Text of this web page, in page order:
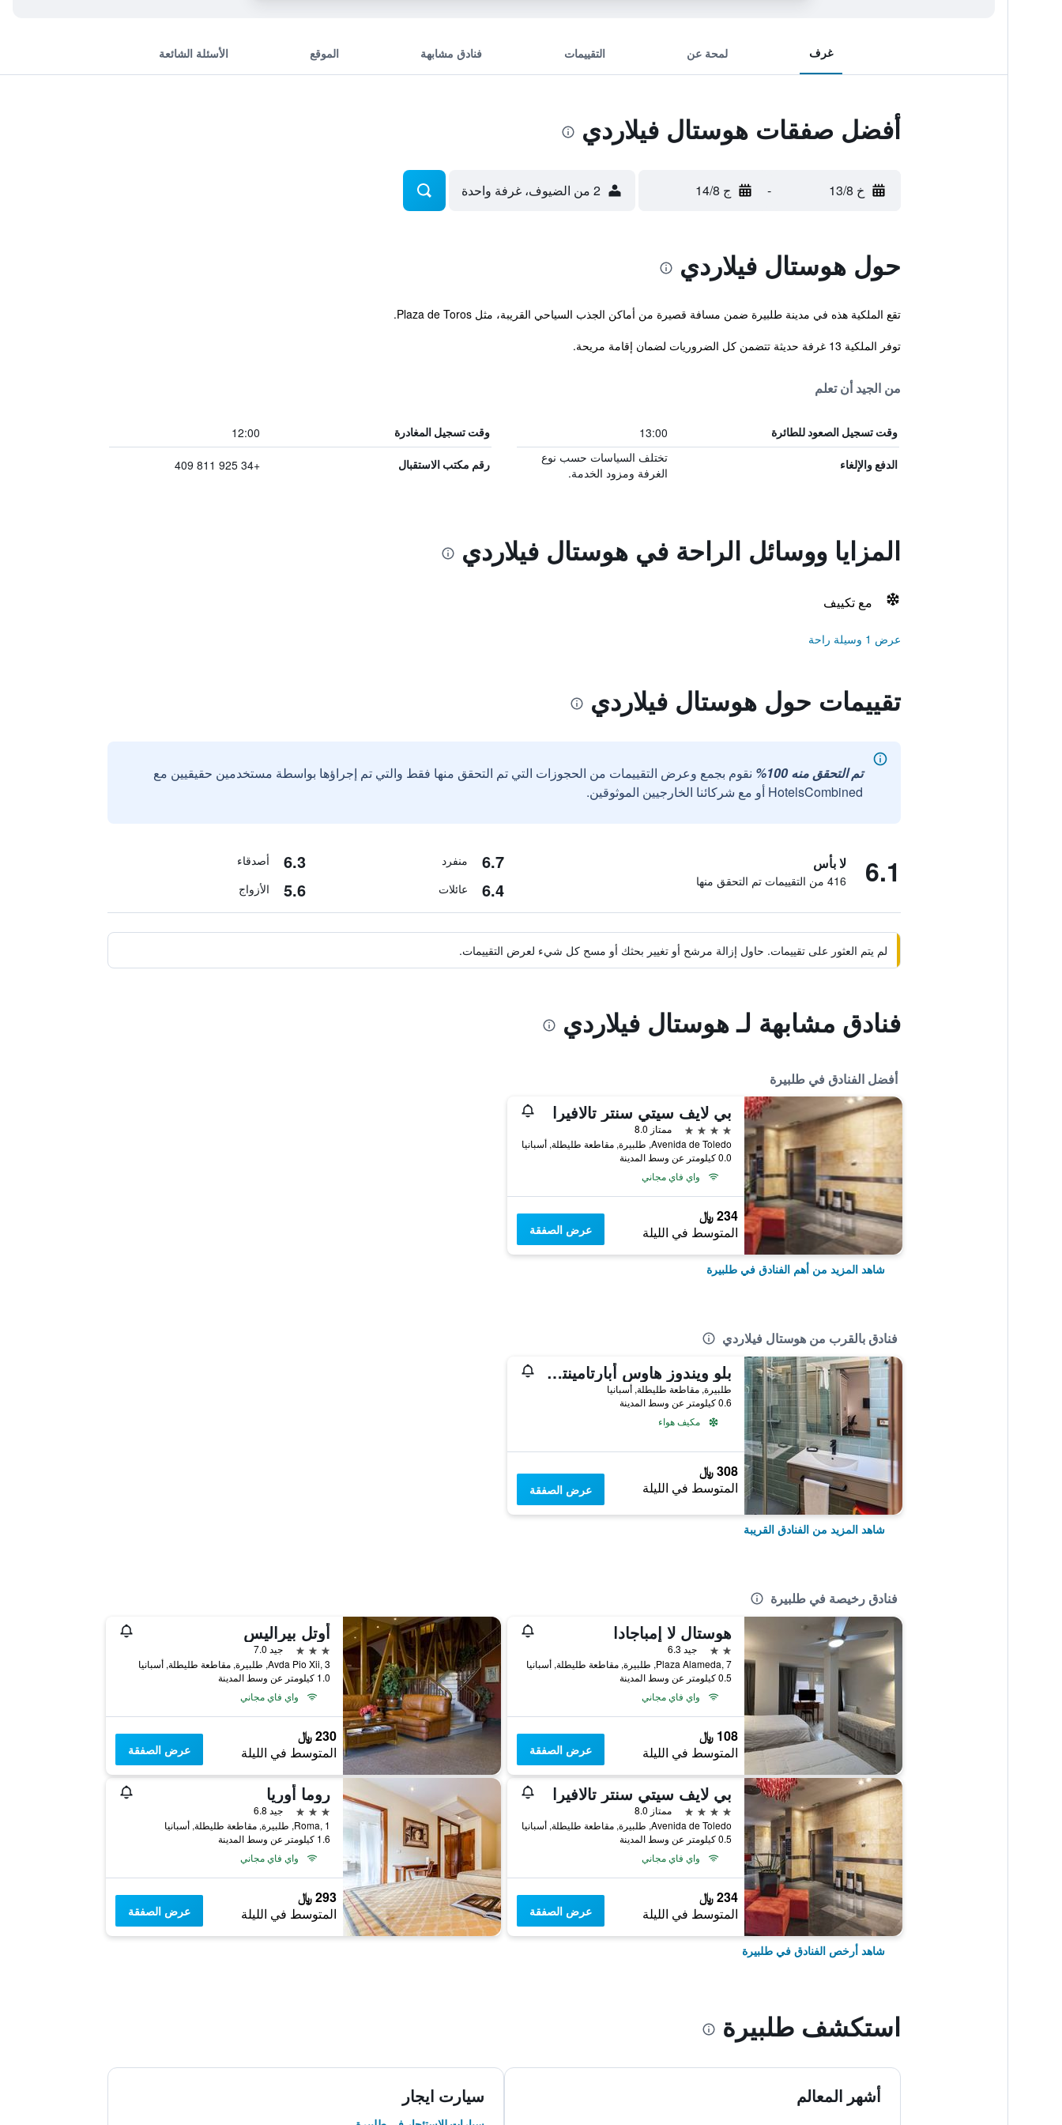
غرف لمحة عن التقييمات فنادق مشابهة الموقع الأسئلة الشائعة
أفضل صفقات هوستال فيلاردي
خ 13/8 - ج 14/8 2 من الضيوف، غرفة واحدة
حول هوستال فيلاردي
تقع الملكية هذه في مدينة طلبيرة ضمن مسافة قصيرة من أماكن الجذب السياحي القريبة، مثل Plaza de Toros.
توفر الملكية 13 غرفة حديثة تتضمن كل الضروريات لضمان إقامة مريحة.
من الجيد أن تعلم
وقت تسجيل الصعود للطائرة 13:00 وقت تسجيل المغادرة 12:00
الدفع والإلغاء
تختلف السياسات حسب نوع
الغرفة ومزود الخدمة.
رقم مكتب الاستقبال +34 925 811 409
المزايا ووسائل الراحة في هوستال فيلاردي
مع تكييف
عرض 1 وسيلة راحة
تقييمات حول هوستال فيلاردي
تم التحقق منه 100%
نقوم بجمع وعرض التقييمات من الحجوزات التي تم التحقق منها فقط والتي تم إجراؤها بواسطة مستخدمين حقيقيين مع
HotelsCombined أو مع شركائنا الخارجيين الموثوقين.
6.1 لا بأس
416 من التقييمات تم التحقق منها
6.7 منفرد 6.3 أصدقاء
6.4 عائلات 5.6 الأزواج
لم يتم العثور على تقييمات. حاول إزالة مرشح أو تغيير بحثك أو مسح كل شيء لعرض التقييمات.
فنادق مشابهة لـ هوستال فيلاردي
أفضل الفنادق في طلبيرة
بي لايف سيتي سنتر تالافيرا
4 نجوم
ممتاز 8.0
Avenida de Toledo, طلبيرة, مقاطعة طليطلة, أسبانيا
0.0 كيلومتر عن وسط المدينة
واي فاي مجاني
234 ﷼
المتوسط في الليلة عرض الصفقة
شاهد المزيد من أهم الفنادق في طلبيرة
فنادق بالقرب من هوستال فيلاردي
بلو ويندوز هاوس أبارتامينتوس آند سويتس
طلبيرة, مقاطعة طليطلة, أسبانيا
0.6 كيلومتر عن وسط المدينة
مكيف هواء
308 ﷼
المتوسط في الليلة عرض الصفقة
شاهد المزيد من الفنادق القريبة
فنادق رخيصة في طلبيرة
هوستال لا إمباجادا
2 نجمتين
جيد 6.3
Plaza Alameda, 7, طلبيرة, مقاطعة طليطلة, أسبانيا
0.5 كيلومتر عن وسط المدينة
واي فاي مجاني
108 ﷼
المتوسط في الليلة عرض الصفقة
أوتل بيراليس
3 نجوم
جيد 7.0
Avda Pio Xii, 3, طلبيرة, مقاطعة طليطلة, أسبانيا
1.0 كيلومتر عن وسط المدينة
واي فاي مجاني
230 ﷼
المتوسط في الليلة عرض الصفقة
بي لايف سيتي سنتر تالافيرا
4 نجوم
ممتاز 8.0
Avenida de Toledo, طلبيرة, مقاطعة طليطلة, أسبانيا
0.5 كيلومتر عن وسط المدينة
واي فاي مجاني
234 ﷼
المتوسط في الليلة عرض الصفقة
روما أوريا
3 نجوم
جيد 6.8
Roma, 1, طلبيرة, مقاطعة طليطلة, أسبانيا
1.6 كيلومتر عن وسط المدينة
واي فاي مجاني
293 ﷼
المتوسط في الليلة عرض الصفقة
شاهد أرخص الفنادق في طلبيرة
استكشف طلبيرة
أشهر المعالم سيارت ايجار